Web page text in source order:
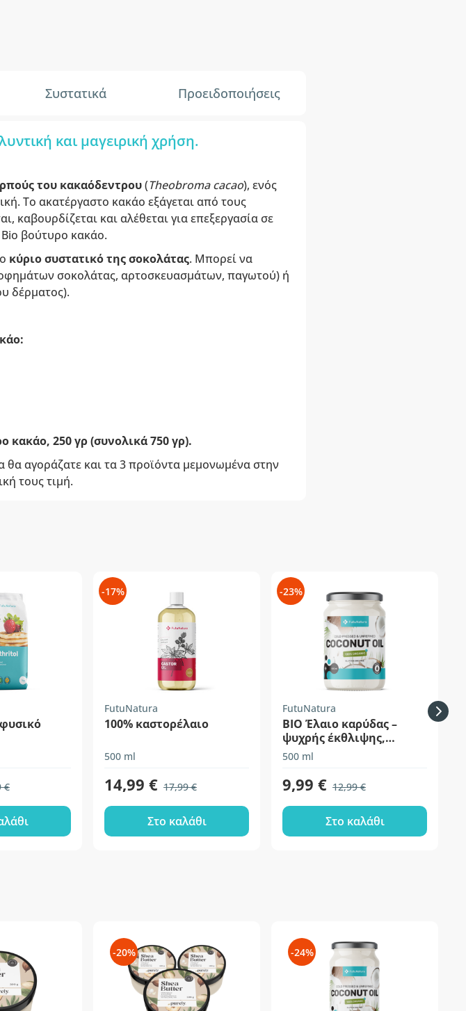
Συστατικά Προειδοποιήσεις
και μαγειρική χρήση.
του κακαόδεντρου(Theobroma cacao), ενός
Το ακατέργαστο κακάο εξάγεται από τους
καβουρδίζεται και αλέθεται για επεξεργασία σε
βούτυρο κακάο.
κύριο συστατικό της σοκολάτας. Μπορεί να
σοκολάτας, αρτοσκευασμάτων, παγωτού) ή
δέρματος).
κακάο, 250 γρ (συνολικά 750 γρ).
θα αγοράζατε και τα 3 προϊόντα μεμονωμένα στην
τους τιμή.
€
-17%
FutuNatura
100% καστορέλαιο
500 ml
14,99 € 17,99 €
Στο καλάθι
-23%
FutuNatura
BIO Έλαιο καρύδας –
ψυχρής έκθλιψης,
ανεπεξέργαστο
500 ml
9,99 € 12,99 €
Στο καλάθι
-20% -24%